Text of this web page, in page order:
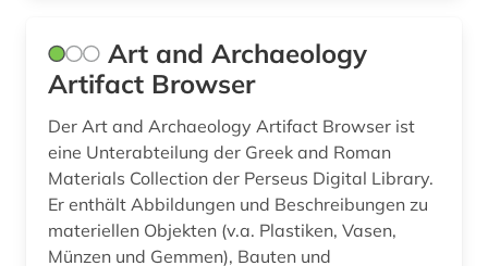
ästhetik (1)
ökologie (1)
österreich (1)
Art and Archaeology
Artifact Browser
Der Art and Archaeology Artifact Browser ist
eine Unterabteilung der Greek and Roman
Materials Collection der Perseus Digital Library.
Er enthält Abbildungen und Beschreibungen zu
materiellen Objekten (v.a. Plastiken, Vasen,
Münzen und Gemmen), Bauten und